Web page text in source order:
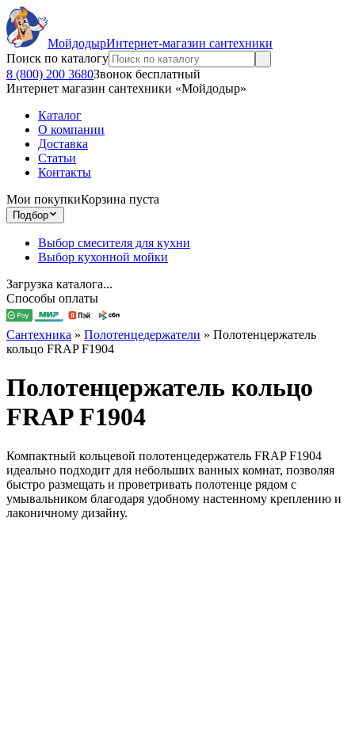
МойдодырИнтернет-магазин сантехники
Поиск по каталогу
8 (800) 200 3680Звонок бесплатный
Интернет магазин сантехники «Мойдодыр»
Каталог
О компании
Доставка
Статьи
Контакты
Мои покупкиКорзина пуста
Подбор
Выбор смесителя для кухни
Выбор кухонной мойки
Загрузка каталога...
Способы оплаты
Сантехника » Полотенцедержатели » Полотенцержатель
кольцо FRAP F1904
Полотенцержатель кольцо
FRAP F1904
Компактный кольцевой полотенцедержатель FRAP F1904
идеально подходит для небольших ванных комнат, позволяя
быстро размещать и проветривать полотенце рядом с
умывальником благодаря удобному настенному креплению и
лаконичному дизайну.